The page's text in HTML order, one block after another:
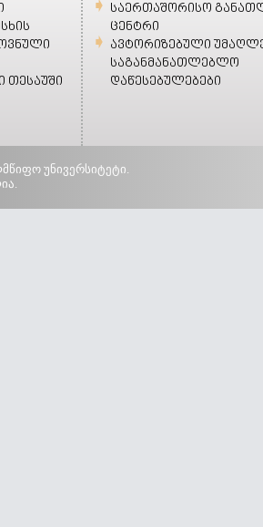
თესაუში
საერთაშორისო
ცენტრი
ავტორიზებული
საგანმანათლებლო
დაწესებულებები
უნივერსიტეტი.